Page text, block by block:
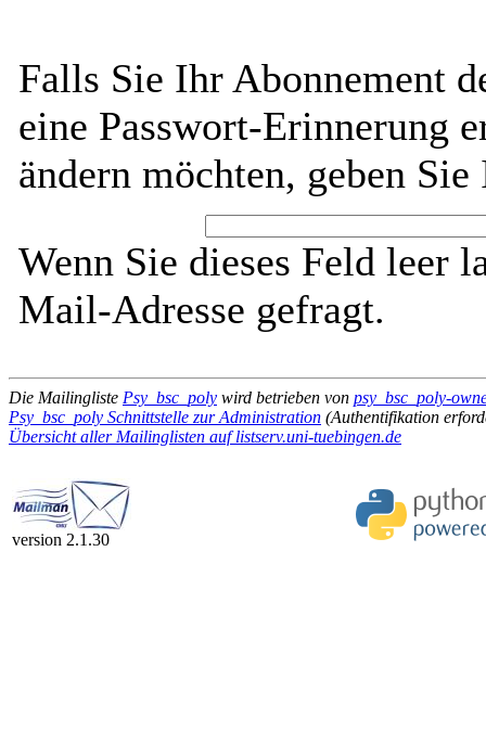
Falls Sie Ihr Abonnement
eine Passwort-Erinnerung
ändern möchten, geben
Wenn Sie dieses Feld leer
Mail-Adresse gefragt.
Die Mailingliste Psy_bsc_poly wird betrieben von psy_bsc_poly-
Psy_bsc_poly Schnittstelle zur Administration (Authentifikation
Übersicht aller Mailinglisten auf listserv.uni-tuebingen.de
version 2.1.30